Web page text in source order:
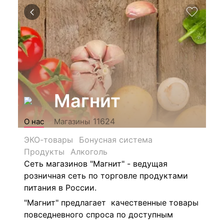
Магнит
О нас Магазины 11624
ЭКО-товары
Бонусная система
Продукты
Алкоголь
Сеть магазинов "Магнит" - ведущая
розничная сеть по торговле продуктами
питания в России.
"Магнит" предлагает качественные товары
повседневного спроса по доступным